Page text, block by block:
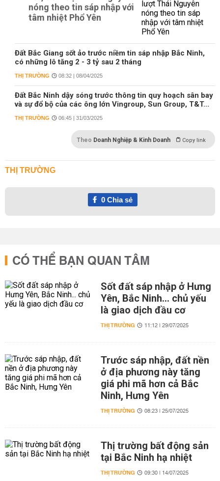
nóng theo tin sáp nhập với
tâm nhiệt Phổ Yên
Đất Bắc Giang sốt ảo trước niềm tin sáp nhập Bắc Ninh,
có những lô tăng 2 - 3 tỷ sau 2 tháng
THỊ TRƯỜNG 08:32 | 08/04/2025
Đất Bắc Ninh dậy sóng trước thông tin quy hoạch sân bay
và sự đổ bộ của các ông lớn Vingroup, Sun Group, T&T...
THỊ TRƯỜNG 06:45 | 31/03/2025
Theo Doanh Nghiệp & Kinh Doanh Copy link
THỊ TRƯỜNG
0Chia sẻ
CÓ THỂ BẠN QUAN TÂM
Sốt đất sáp nhập ở Hưng
Yên, Bắc Ninh... chủ yếu
là giao dịch đầu cơ
THỊ TRƯỜNG 11:12 | 29/07/2025
Trước sáp nhập, đất nền
ở địa phương này tăng
giá phi mã hơn cả Bắc
Ninh, Hưng Yên
THỊ TRƯỜNG 08:23 | 25/07/2025
Thị trường bất động sản
tại Bắc Ninh hạ nhiệt
THỊ TRƯỜNG 09:30 | 14/07/2025